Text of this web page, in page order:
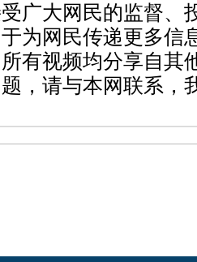
广大网民的监督、
为网民传递更多信
有视频均分享自其
，请与本网联系，